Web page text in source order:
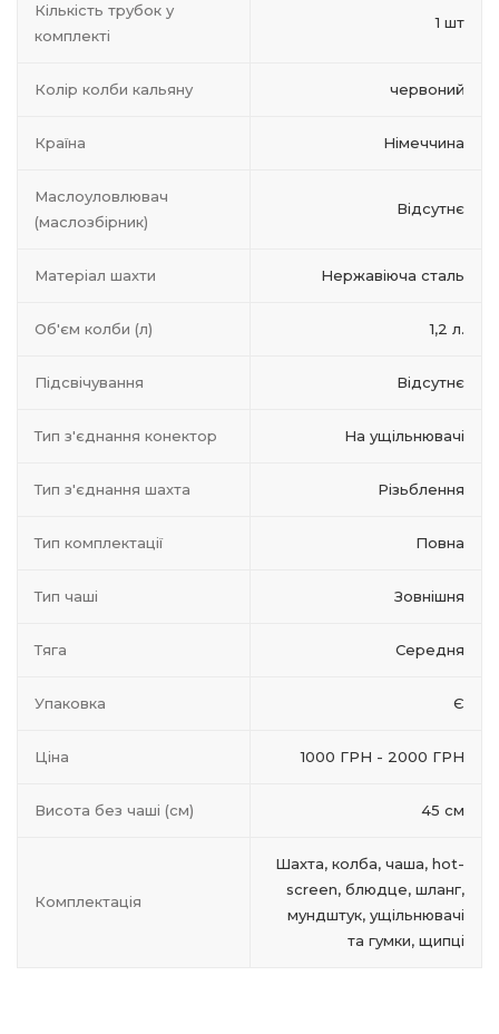
Кількість трубок у
комплекті
1 шт
Колір колби кальяну червоний
Країна Німеччина
Маслоуловлювач
(маслозбірник)
Відсутнє
Матеріал шахти Нержавіюча сталь
Об'єм колби (л) 1,2 л.
Підсвічування Відсутнє
Тип з'єднання конектор На ущільнювачі
Тип з'єднання шахта Різьблення
Тип комплектації Повна
Тип чаші Зовнішня
Тяга Середня
Упаковка Є
Ціна 1000 ГРН - 2000 ГРН
Висота без чаші (см) 45 см
Комплектація
Шахта, колба, чаша, hot-
screen, блюдце, шланг,
мундштук, ущільнювачі
та гумки, щипці